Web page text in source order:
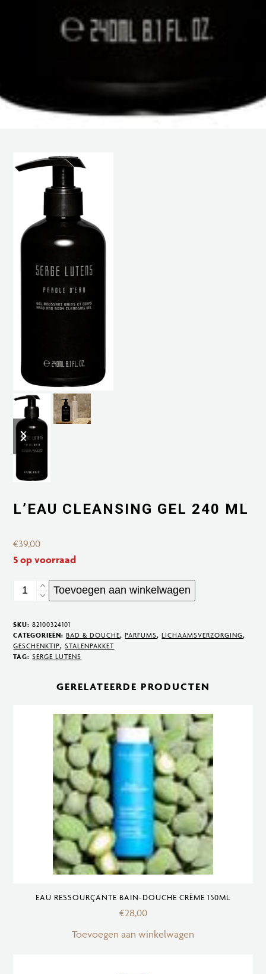
previous
slide
next
slide
L’EAU CLEANSING GEL 240 ML
€39,00
5 op voorraad
L'Eau
Cleansing
240
ml
Toevoegen aan winkelwagen
SKU:82100324101
CATEGORIEËN:BAD & DOUCHE,PARFUMS,LICHAAMSVERZORGING,
GESCHENKTIP,STALENPAKKET
TAG:SERGE LUTENS
GERELATEERDE PRODUCTEN
EAU RESSOURÇANTE BAIN-DOUCHE CRÈME 150ML
€28,00
Toevoegen aan winkelwagen